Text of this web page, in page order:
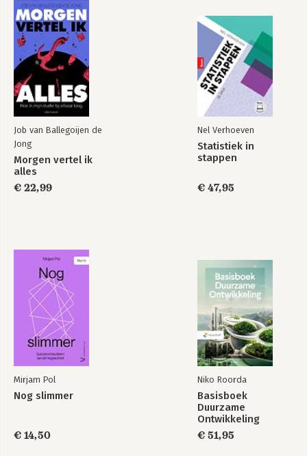
Beroep op
onderzoek
Proeven van
Succes
Bekijk alle boeken
Job van Ballegoijen de
Jong
Morgen vertel ik
alles
€ 22,99
Nel Verhoeven
Statistiek in
stappen
€ 47,95
Mirjam Pol
Nog slimmer
€ 14,50
Niko Roorda
Basisboek
Duurzame
Ontwikkeling
€ 51,95